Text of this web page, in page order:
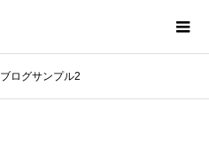
ブログサンプル2